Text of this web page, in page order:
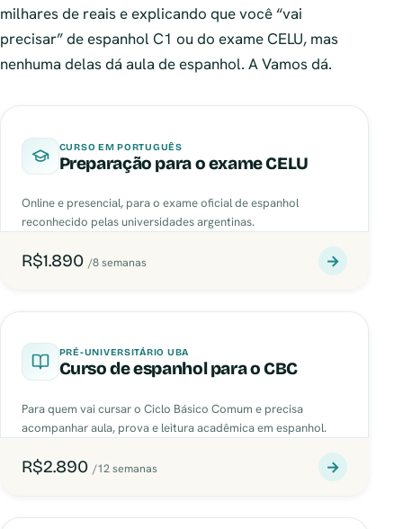
milhares de reais e explicando que você “vai
precisar” de espanhol C1 ou do exame CELU, mas
nenhuma delas dá aula de espanhol. A Vamos dá.
CURSO EM PORTUGUÊS
Preparação para o exame CELU
Online e presencial, para o exame oficial de espanhol
reconhecido pelas universidades argentinas.
R$1.890 /8 semanas →
PRÉ-UNIVERSITÁRIO UBA
Curso de espanhol para o CBC
Para quem vai cursar o Ciclo Básico Comum e precisa
acompanhar aula, prova e leitura acadêmica em espanhol.
R$2.890 /12 semanas →